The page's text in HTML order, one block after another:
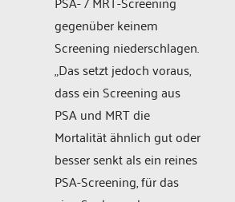
gegenüber keinem
Screening niederschlagen.
„Das setzt jedoch voraus,
dass ein Screening aus
PSA und MRT die
Mortalität ähnlich gut oder
besser senkt als ein reines
PSA-Screening, für das